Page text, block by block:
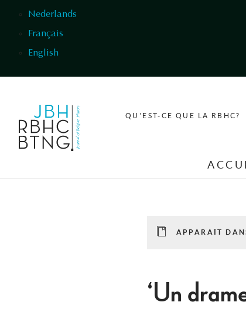
Nederlands
Français
English
QU'EST-CE QUE LA RBHC?
APPARAÎT
‘Un